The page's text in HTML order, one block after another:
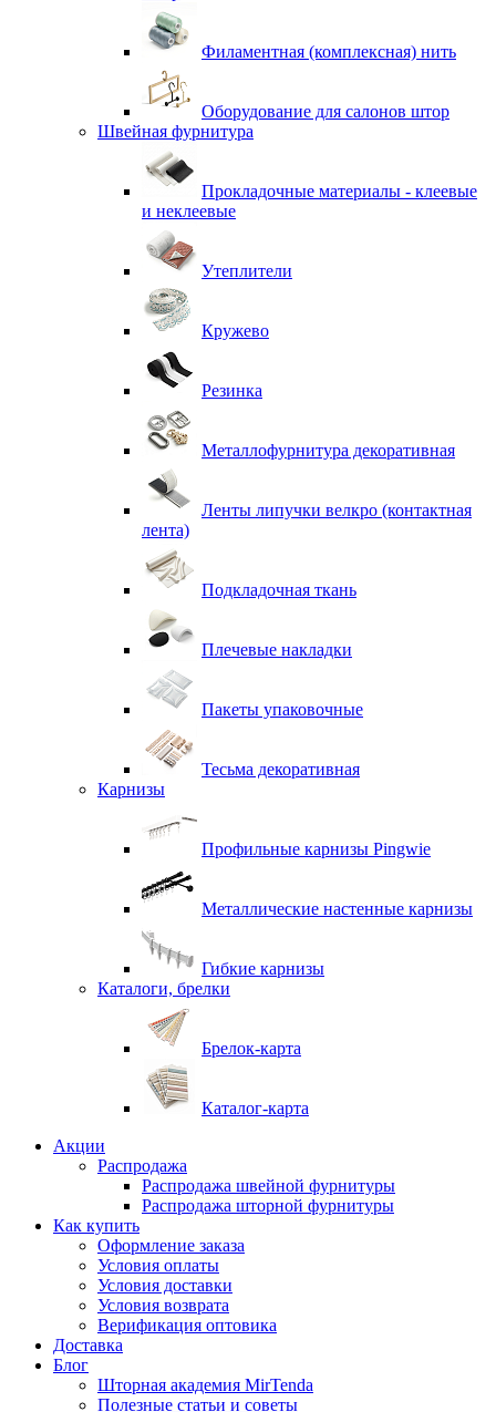
Филаментная (комплексная) нить
Оборудование для салонов штор
Швейная фурнитура
Прокладочные материалы - клеевые
и неклеевые
Утеплители
Кружево
Резинка
Металлофурнитура декоративная
Ленты липучки велкро (контактная
лента)
Подкладочная ткань
Плечевые накладки
Пакеты упаковочные
Тесьма декоративная
Карнизы
Профильные карнизы Pingwie
Металлические настенные карнизы
Гибкие карнизы
Каталоги, брелки
Брелок-карта
Каталог-карта
Акции
Распродажа
Распродажа швейной фурнитуры
Распродажа шторной фурнитуры
Как купить
Оформление заказа
Условия оплаты
Условия доставки
Условия возврата
Верификация оптовика
Доставка
Блог
Шторная академия MirTenda
Полезные статьи и советы